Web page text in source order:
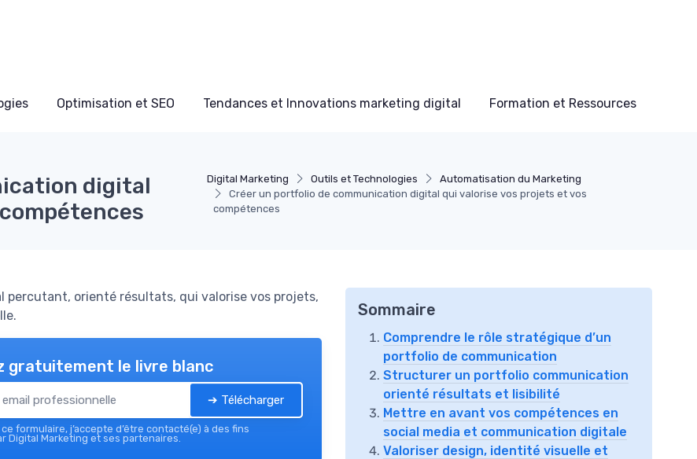
Optimisation et SEO Tendances et Innovations marketing digital Formation et Ressources
Digital Marketing Outils et Technologies
Automatisation du Marketing
Créer un portfolio de communication digital qui valorise vos projets et vos
compétences
digital
orienté résultats, qui valorise vos projets,
gratuitement le livre blanc
➔ Télécharger
formulaire, j’accepte d’être contacté(e) à des fins
Digital Marketing et ses partenaires.
Sommaire
Comprendre le rôle stratégique d’un
portfolio de communication
Structurer un portfolio communication
orienté résultats et lisibilité
Mettre en avant vos compétences en
social media et communication digitale
Valoriser design, identité visuelle et